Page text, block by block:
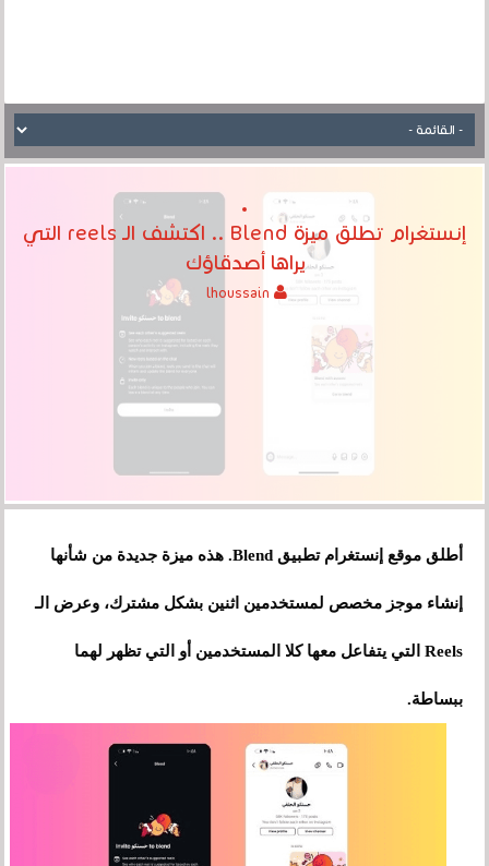
إنستغرام تطلق ميزة Blend .. اكتشف الـ reels التي
يراها أصدقاؤك
أطلق موقع إنستغرام تطبيق Blend. هذه ميزة جديدة من شأنها
إنشاء موجز مخصص لمستخدمين اثنين بشكل مشترك، وعرض الـ
Reels التي يتفاعل معها كلا المستخدمين أو التي تظهر لهما
ببساطة.